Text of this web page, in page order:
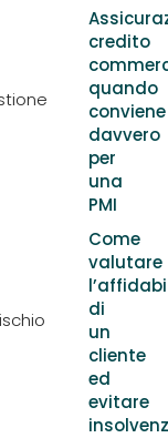
credito
quando
conviene
davvero
per
una
PMI
Come
valutare
di
un
cliente
ed
evitare